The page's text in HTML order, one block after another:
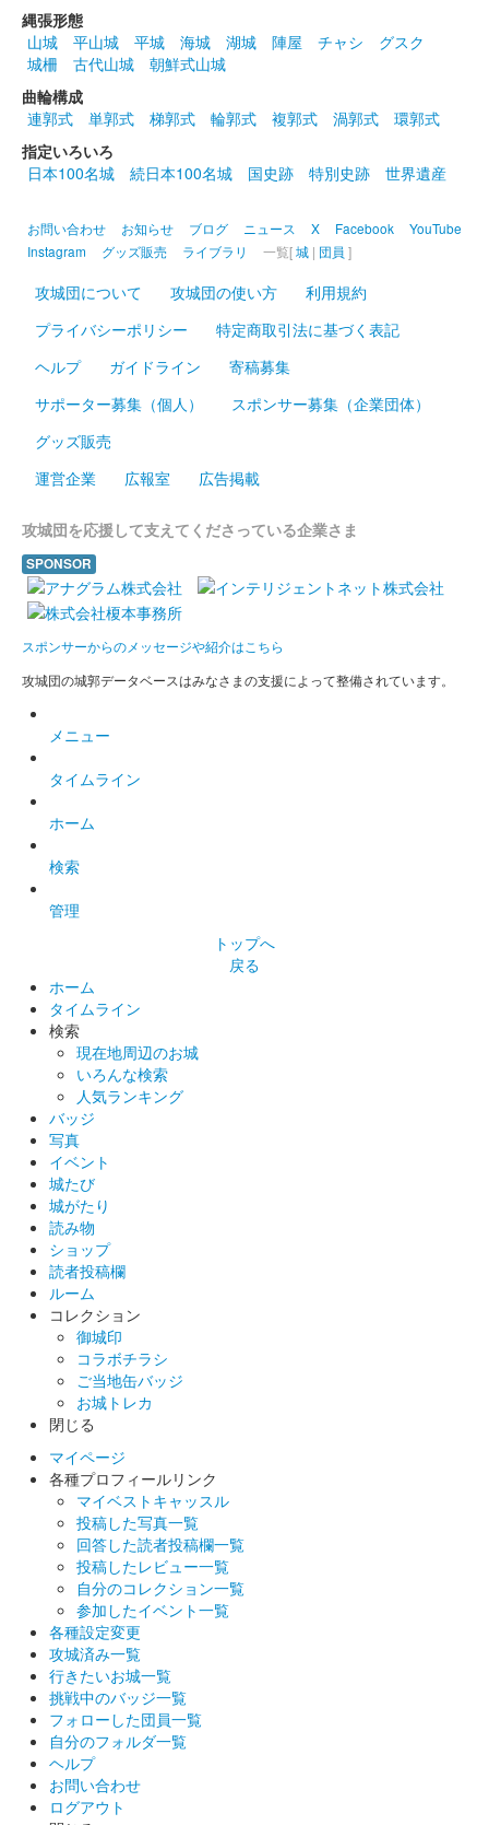
縄張形態
山城
平山城 平城 海城 湖城 陣屋 チャシ
グスク
城柵
古代山城
朝鮮式山城
曲輪構成
連郭式
単郭式 梯郭式 輪郭式 複郭式 渦郭式
環郭式
指定いろいろ
日本100名城
続日本100名城 国史跡 特別史跡 世界遺産
お問い合わせ お知らせ ブログ ニュース X Facebook
YouTube
Instagram
グッズ販売 ライブラリ 一覧[城 | 団員 ]
攻城団について 攻城団の使い方
利用規約
プライバシーポリシー
特定商取引法に基づく表記
ヘルプ
ガイドライン
寄稿募集
サポーター募集（個人）
スポンサー募集（企業団体）
グッズ販売
運営企業
広報室 広告掲載
攻城団を応援して支えてくださっている企業さま
SPONSOR
スポンサーからのメッセージや紹介はこちら
攻城団の城郭データベースはみなさまの支援によって整備されています。
メニュー
タイムライン
ホーム
検索
管理
トップへ
戻る
ホーム
タイムライン
検索
現在地周辺のお城
いろんな検索
人気ランキング
バッジ
写真
イベント
城たび
城がたり
読み物
ショップ
読者投稿欄
ルーム
コレクション
御城印
コラボチラシ
ご当地缶バッジ
お城トレカ
閉じる
マイページ
各種プロフィールリンク
マイベストキャッスル
投稿した写真一覧
回答した読者投稿欄一覧
投稿したレビュー一覧
自分のコレクション一覧
参加したイベント一覧
各種設定変更
攻城済み一覧
行きたいお城一覧
挑戦中のバッジ一覧
フォローした団員一覧
自分のフォルダ一覧
ヘルプ
お問い合わせ
ログアウト